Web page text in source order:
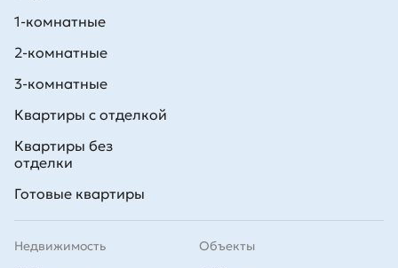
1-комнатные
2-комнатные
3-комнатные
Квартиры с отделкой
Квартиры без
отделки
Готовые квартиры
Недвижимость Объекты